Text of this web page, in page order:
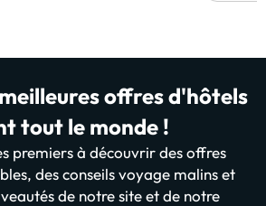
offres d'hôtels
tout le monde !
premiers à découvrir des offres
des conseils voyage malins et
de notre site et de notre